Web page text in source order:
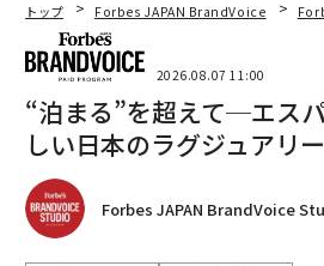
トップ Forbes JAPAN BrandVoice
2026.08.07 11:00
“泊まる”を超えて─エス
しい日本のラグジュアリー
Forbes JAPAN BrandVoice